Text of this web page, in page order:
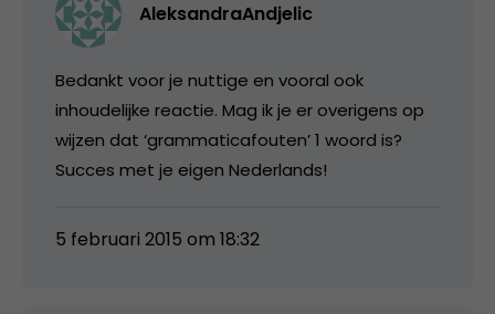
AleksandraAndjelic
Bedankt voor je nuttige en vooral ook
inhoudelijke reactie. Mag ik je er overigens op
wijzen dat ‘grammaticafouten’ 1 woord is?
Succes met je eigen Nederlands!
5 februari 2015 om 18:32